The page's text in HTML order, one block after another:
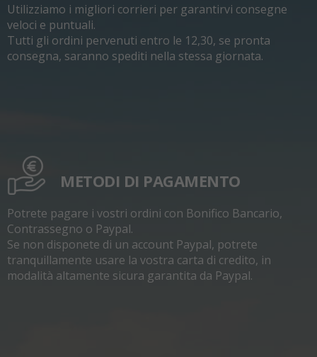
Utilizziamo i migliori corrieri per garantirvi consegne
veloci e puntuali.
Tutti gli ordini pervenuti entro le 12,30, se pronta
consegna, saranno spediti nella stessa giornata.
METODI DI PAGAMENTO
Potrete pagare i vostri ordini con Bonifico Bancario,
Contrassegno o Paypal.
Se non disponete di un account Paypal, potrete
tranquillamente usare la vostra carta di credito, in
modalità altamente sicura garantita da Paypal.